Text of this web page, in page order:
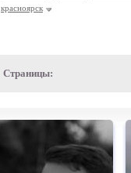
красноярск
Страницы: